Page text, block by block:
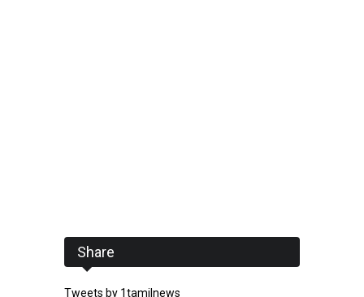
Share
Tweets by 1tamilnews